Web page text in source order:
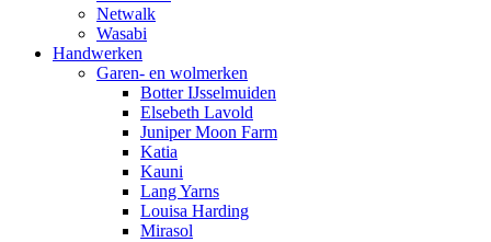
Netwalk
Wasabi
Handwerken
Garen- en wolmerken
Botter IJsselmuiden
Elsebeth Lavold
Juniper Moon Farm
Katia
Kauni
Lang Yarns
Louisa Harding
Mirasol